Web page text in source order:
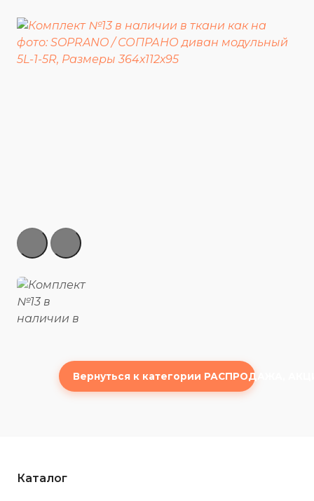
Вернуться к категории РАСПРОДАЖА,
Каталог